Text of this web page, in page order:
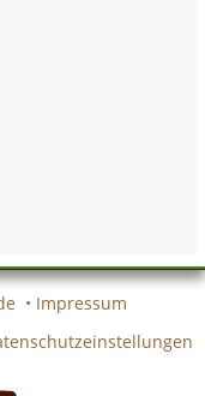
• Impressum